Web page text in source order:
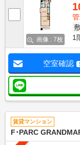
画像 : 7枚
1
空室確認
賃貸マンション
F･PARC